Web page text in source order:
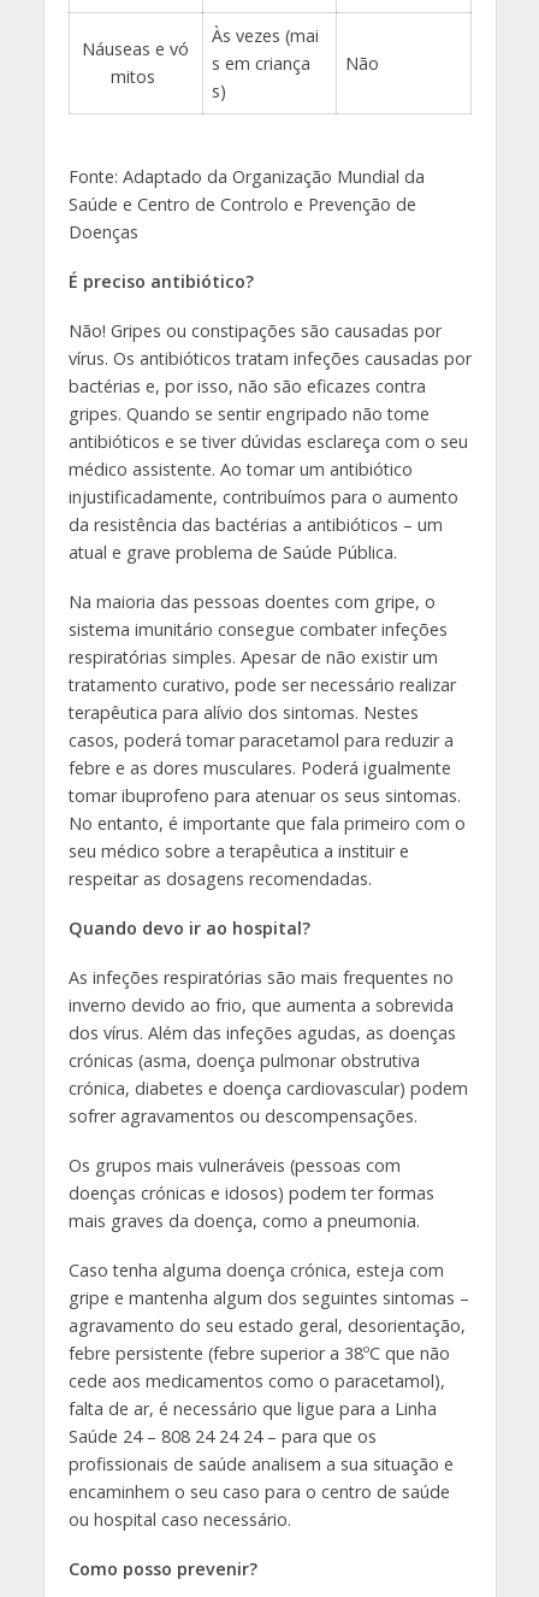
Náuseas e vó
mitos
Às vezes (mai
s em criança
s)
Não
Fonte: Adaptado da Organização Mundial da
Saúde e Centro de Controlo e Prevenção de
Doenças
É preciso antibiótico?
Não! Gripes ou constipações são causadas por
vírus. Os antibióticos tratam infeções causadas por
bactérias e, por isso, não são eficazes contra
gripes. Quando se sentir engripado não tome
antibióticos e se tiver dúvidas esclareça com o seu
médico assistente. Ao tomar um antibiótico
injustificadamente, contribuímos para o aumento
da resistência das bactérias a antibióticos – um
atual e grave problema de Saúde Pública.
Na maioria das pessoas doentes com gripe, o
sistema imunitário consegue combater infeções
respiratórias simples. Apesar de não existir um
tratamento curativo, pode ser necessário realizar
terapêutica para alívio dos sintomas. Nestes
casos, poderá tomar paracetamol para reduzir a
febre e as dores musculares. Poderá igualmente
tomar ibuprofeno para atenuar os seus sintomas.
No entanto, é importante que fala primeiro com o
seu médico sobre a terapêutica a instituir e
respeitar as dosagens recomendadas.
Quando devo ir ao hospital?
As infeções respiratórias são mais frequentes no
inverno devido ao frio, que aumenta a sobrevida
dos vírus. Além das infeções agudas, as doenças
crónicas (asma, doença pulmonar obstrutiva
crónica, diabetes e doença cardiovascular) podem
sofrer agravamentos ou descompensações.
Os grupos mais vulneráveis (pessoas com
doenças crónicas e idosos) podem ter formas
mais graves da doença, como a pneumonia.
Caso tenha alguma doença crónica, esteja com
gripe e mantenha algum dos seguintes sintomas –
agravamento do seu estado geral, desorientação,
febre persistente (febre superior a 38ºC que não
cede aos medicamentos como o paracetamol),
falta de ar, é necessário que ligue para a Linha
Saúde 24 – 808 24 24 24 – para que os
profissionais de saúde analisem a sua situação e
encaminhem o seu caso para o centro de saúde
ou hospital caso necessário.
Como posso prevenir?